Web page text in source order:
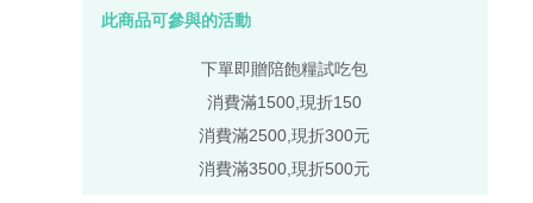
此商品可參與的活動
下單即贈陪飽糧試吃包
消費滿1500,現折150
消費滿2500,現折300元
消費滿3500,現折500元